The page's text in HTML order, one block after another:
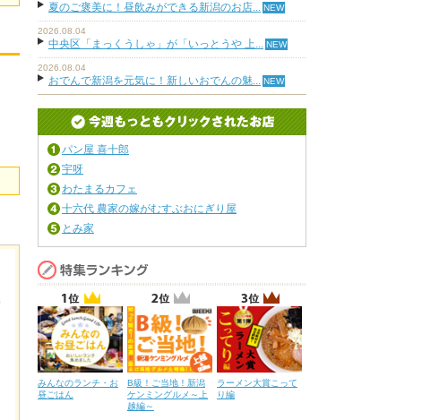
夏のご褒美に！昼飲みができる新潟のお店...
2026.08.04
中央区「まっくうしゃ」が「いっとうや 上...
2026.08.04
おでんで新潟を元気に！新しいおでんの魅...
パン屋 喜十郎
宇呀
わたまるカフェ
十六代 農家の嫁がむすぶおにぎり屋
とみ家
みんなのランチ・お
昼ごはん
B級！ご当地！新潟
ケンミングルメ～上
越編～
ラーメン大賞こって
り編